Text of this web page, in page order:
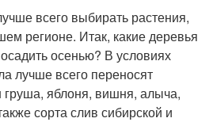
всего выбирать растения,
регионе. Итак, какие деревья
осенью? В условиях
лучше всего переносят
груша, яблоня, вишня, алыча,
сорта слив сибирской и